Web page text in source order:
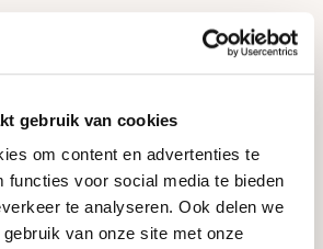
gebruik van cookies
om content en advertenties te
functies voor social media te bieden
te analyseren. Ook delen we
van onze site met onze
gevoelig worden, omdat hij geen
heeft en gewend raakt aan wrijving
masturbatie of seks te
genot, omdat het langer kan
te komen.